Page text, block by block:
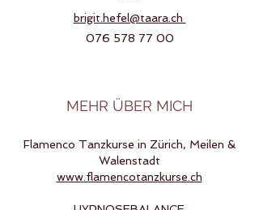
brigit.hefel@taara.ch
076 578 77 00
MEHR ÜBER MICH
Flamenco Tanzkurse in Zürich, Meilen &
Walenstadt
www.flamencotanzkurse.ch